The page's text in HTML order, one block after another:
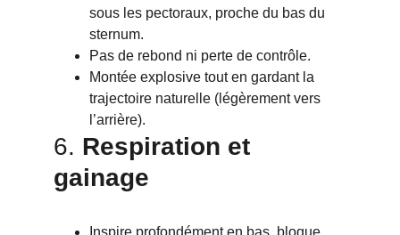
sous les pectoraux, proche du bas du
sternum.
Pas de rebond ni perte de contrôle.
Montée explosive tout en gardant la
trajectoire naturelle (légèrement vers
l’arrière).
6. Respiration et
gainage
Inspire profondément en bas, bloque